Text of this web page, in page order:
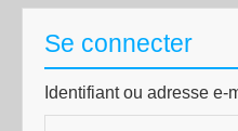
Se connecter
Identifiant ou adresse e-